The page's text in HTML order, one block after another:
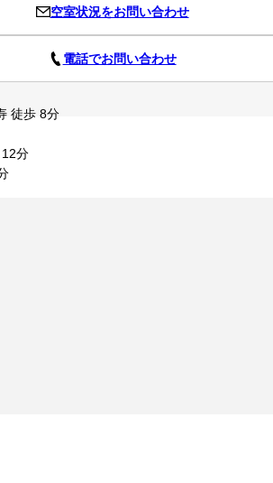
空室状況をお問い合わせ
電話でお問い合わせ
徒歩 8分
分